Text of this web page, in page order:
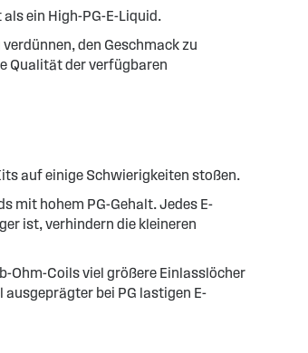
ein High-PG-E-Liquid.
den Geschmack zu
Qualität der verfügbaren
auf einige Schwierigkeiten stoßen.
mit hohem PG-Gehalt. Jedes E-
ist, verhindern die kleineren
Ohm-Coils viel größere Einlasslöcher
ausgeprägter bei PG lastigen E-